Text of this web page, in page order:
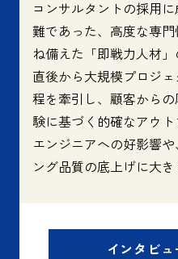
コンサルタントの採用
難であった、高度な専
ね備えた「即戦力人材
直後から大規模プロジ
程を牽引し、顧客から
験に基づく的確なアウ
エンジニアへの好影響
ング品質の底上げに大き
インタビ